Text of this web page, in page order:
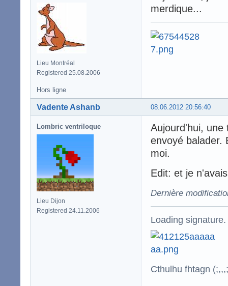
Lieu Montréal
Registered 25.08.2006
merdique...
Hors ligne
08.06.2012 20:56:40
Vadente Ashanb
Lombric ventriloque
Lieu Dijon
Registered 24.11.2006
Aujourd'hui, une
envoyé balader.
moi.
Edit: et je
Dernière
Loading signature.
Cthulhu fhtagn